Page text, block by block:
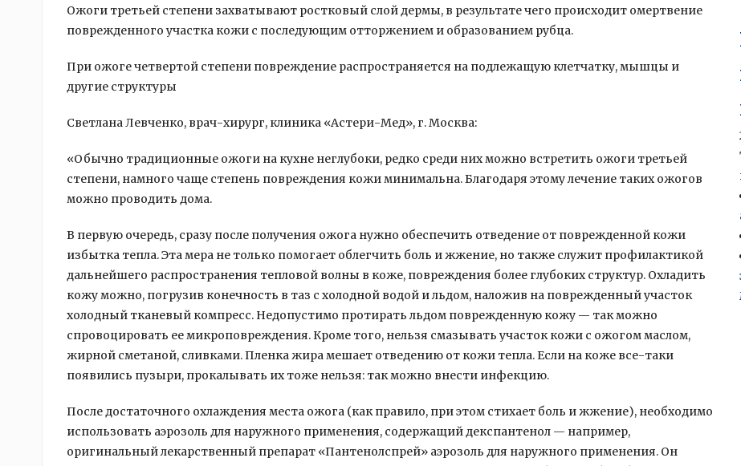
Ожоги третьей степени захватывают ростковый слой дермы, в результате чего происходит омертвение
поврежденного участка кожи с последующим отторжением и образованием рубца.
При ожоге четвертой степени повреждение распространяется на подлежащую клетчатку, мышцы и
другие структуры
Светлана Левченко, врач-хирург, клиника «Астери-Мед», г. Москва:
«Обычно традиционные ожоги на кухне неглубоки, редко среди них можно встретить ожоги третьей
степени, намного чаще степень повреждения кожи минимальна. Благодаря этому лечение таких ожогов
можно проводить дома.
В первую очередь, сразу после получения ожога нужно обеспечить отведение от поврежденной кожи
избытка тепла. Эта мера не только помогает облегчить боль и жжение, но также служит профилактикой
дальнейшего распространения тепловой волны в коже, повреждения более глубоких структур. Охладить
кожу можно, погрузив конечность в таз с холодной водой и льдом, наложив на поврежденный участок
холодный тканевый компресс. Недопустимо протирать льдом поврежденную кожу — так можно
спровоцировать ее микроповреждения. Кроме того, нельзя смазывать участок кожи с ожогом маслом,
жирной сметаной, сливками. Пленка жира мешает отведению от кожи тепла. Если на коже все-таки
появились пузыри, прокалывать их тоже нельзя: так можно внести инфекцию.
После достаточного охлаждения места ожога (как правило, при этом стихает боль и жжение), необходимо
использовать аэрозоль для наружного применения, содержащий декспантенол — например,
оригинальный лекарственный препарат «Пантенолспрей» аэрозоль для наружного применения. Он